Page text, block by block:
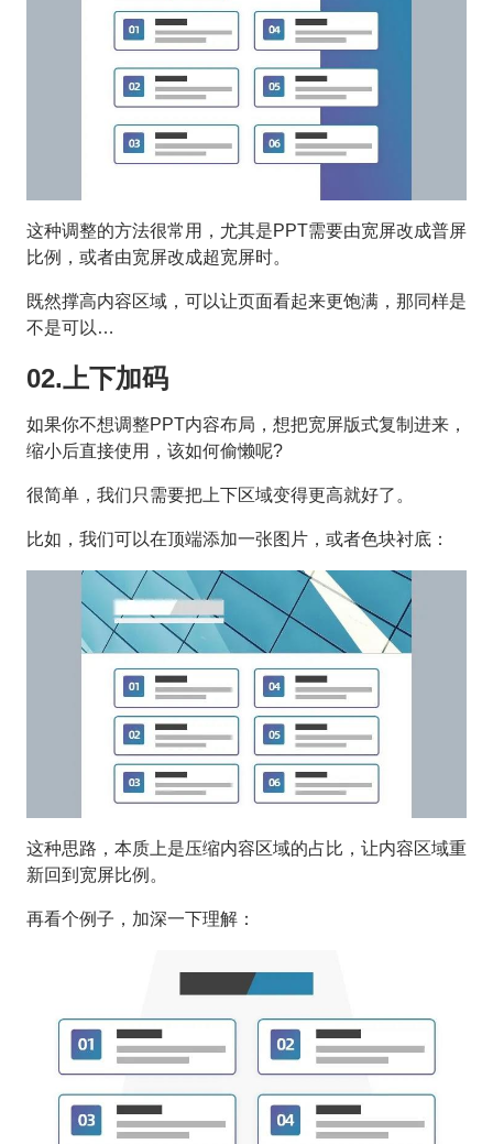
这种调整的方法很常用，尤其是PPT需要由宽屏改成普屏
比例，或者由宽屏改成超宽屏时。
既然撑高内容区域，可以让页面看起来更饱满，那同样是
不是可以…
02.上下加码
如果你不想调整PPT内容布局，想把宽屏版式复制进来，
缩小后直接使用，该如何偷懒呢?
很简单，我们只需要把上下区域变得更高就好了。
比如，我们可以在顶端添加一张图片，或者色块衬底：
这种思路，本质上是压缩内容区域的占比，让内容区域重
新回到宽屏比例。
再看个例子，加深一下理解：